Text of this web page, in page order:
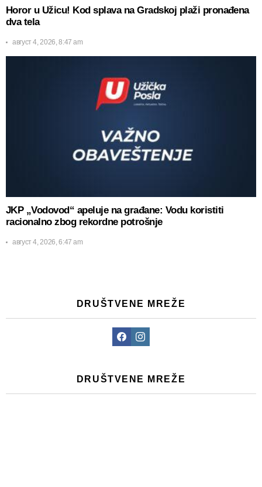
Horor u Užicu! Kod splava na Gradskoj plaži pronađena
dva tela
август 4, 2026, 8:47 am
JKP „Vodovod“ apeluje na građane: Vodu koristiti
racionalno zbog rekordne potrošnje
август 4, 2026, 6:47 am
DRUŠTVENE MREŽE
FacebookInstagram
DRUŠTVENE MREŽE